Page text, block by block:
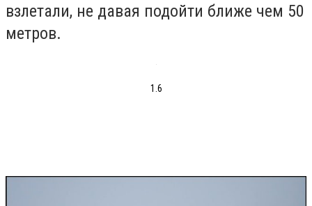
взлетали, не давая подойти ближе чем 50
метров.
1.6